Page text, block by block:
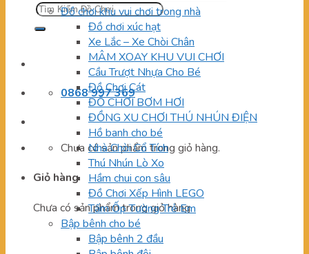
Tìm
kiếm:
0868 997 369
Chưa có sản phẩm trong giỏ hàng.
Giỏ hàng
Chưa có sản phẩm trong giỏ hàng.
Đồ chơi khu vui chơi trong nhà
Đồ chơi xúc hạt
Xe Lắc – Xe Chòi Chân
MÂM XOAY KHU VUI CHƠI
Cầu Trượt Nhựa Cho Bé
Đồ Chơi Cát
ĐỒ CHƠI BƠM HƠI
ĐỒNG XU CHƠI THÚ NHÚN ĐIỆN
Hồ banh cho bé
Nhà Chòi Cổ Tích
Thú Nhún Lò Xo
Hầm chui con sâu
Đồ Chơi Xếp Hình LEGO
Tấm Ốp Tường Trẻ Em
Bập bênh cho bé
Bập bênh 2 đầu